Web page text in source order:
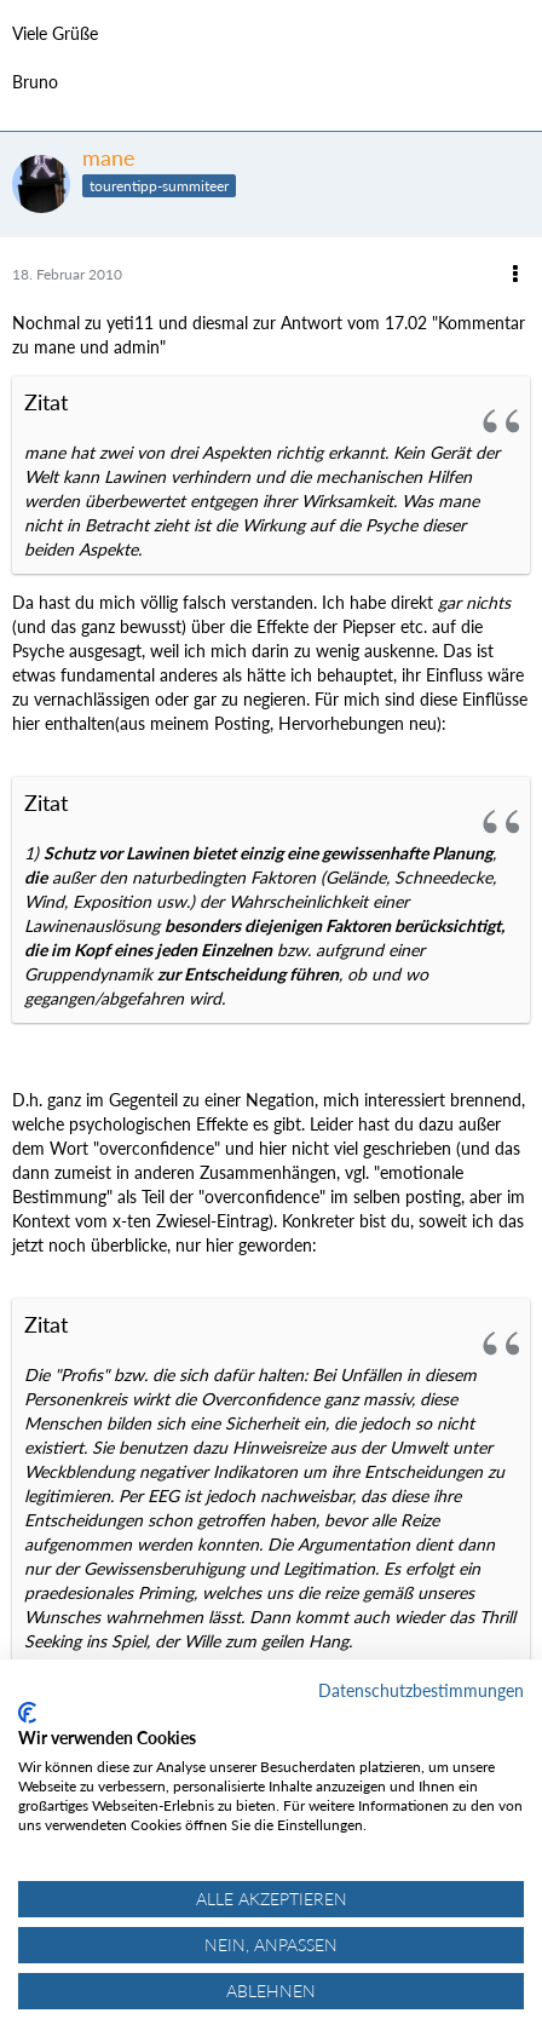
Viele Grüße
Bruno
mane
tourentipp-summiteer
18. Februar 2010
Nochmal zu yeti11 und diesmal zur Antwort vom 17.02 "Kommentar
zu mane und admin"
Zitat
mane hat zwei von drei Aspekten richtig erkannt. Kein Gerät der
Welt kann Lawinen verhindern und die mechanischen Hilfen
werden überbewertet entgegen ihrer Wirksamkeit. Was mane
nicht in Betracht zieht ist die Wirkung auf die Psyche dieser
beiden Aspekte.
Da hast du mich völlig falsch verstanden. Ich habe direkt gar nichts
(und das ganz bewusst) über die Effekte der Piepser etc. auf die
Psyche ausgesagt, weil ich mich darin zu wenig auskenne. Das ist
etwas fundamental anderes als hätte ich behauptet, ihr Einfluss wäre
zu vernachlässigen oder gar zu negieren. Für mich sind diese Einflüsse
hier enthalten(aus meinem Posting, Hervorhebungen neu):
Zitat
1)Schutz vor Lawinen bietet einzig eine gewissenhafte Planung,
dieaußer den naturbedingten Faktoren (Gelände, Schneedecke,
Wind, Exposition usw.) der Wahrscheinlichkeit einer
Lawinenauslösungbesonders diejenigen Faktoren berücksichtigt,
die im Kopf eines jeden Einzelnenbzw. aufgrund einer
Gruppendynamikzur Entscheidung führen, ob und wo
gegangen/abgefahren wird.
D.h. ganz im Gegenteil zu einer Negation, mich interessiert brennend,
welche psychologischen Effekte es gibt. Leider hast du dazu außer
dem Wort "overconfidence" und hier nicht viel geschrieben (und das
dann zumeist in anderen Zusammenhängen, vgl. "emotionale
Bestimmung" als Teil der "overconfidence" im selben posting, aber im
Kontext vom x-ten Zwiesel-Eintrag). Konkreter bist du, soweit ich das
jetzt noch überblicke, nur hier geworden:
Zitat
Die "Profis" bzw. die sich dafür halten: Bei Unfällen in diesem
Personenkreis wirkt die Overconfidence ganz massiv, diese
Menschen bilden sich eine Sicherheit ein, die jedoch so nicht
existiert. Sie benutzen dazu Hinweisreize aus der Umwelt unter
Weckblendung negativer Indikatoren um ihre Entscheidungen zu
legitimieren. Per EEG ist jedoch nachweisbar, das diese ihre
Entscheidungen schon getroffen haben, bevor alle Reize
aufgenommen werden konnten. Die Argumentation dient dann
nur der Gewissensberuhigung und Legitimation. Es erfolgt ein
praedesionales Priming, welches uns die reize gemäß unseres
Wunsches wahrnehmen lässt. Dann kommt auch wieder das Thrill
Seeking ins Spiel, der Wille zum geilen Hang.
Und das sind Dinge, die - zumindest kann ich das für mich
behaupten- , so auch schon bekannt sind, wenn auch evtl. in anderen
Kontexten.
Um es nochmal anders zu fassen: Mich würde dieser Teil deiner
Arbeit interessieren - wann und wo kann man sie lesen?
gewesen und habe mir erst nach dem ständigen Gemeckere von
Freunden, Verwandten und Bekannten einen zugelegt - und glaube
(wie ja geschrieben) nicht daran, dass er wirklich viel bringt, gehe aber
trotzdem (fast) immer mit Piepser, denn wie Bernhard bin ich heute
der Ansicht, dass ein Ortungsgerät immer mitgeführt werden muss,
und wenn auch nur um wenigstens eine theoretische Chance zu
Datenschutzbestimmungen
Wir verwenden Cookies
Wir können diese zur Analyse unserer Besucherdaten platzieren, um unsere
Webseite zu verbessern, personalisierte Inhalte anzuzeigen und Ihnen ein
großartiges Webseiten-Erlebnis zu bieten. Für weitere Informationen zu den von
uns verwendeten Cookies öffnen Sie die Einstellungen.
ALLE AKZEPTIEREN
NEIN, ANPASSEN
ABLEHNEN